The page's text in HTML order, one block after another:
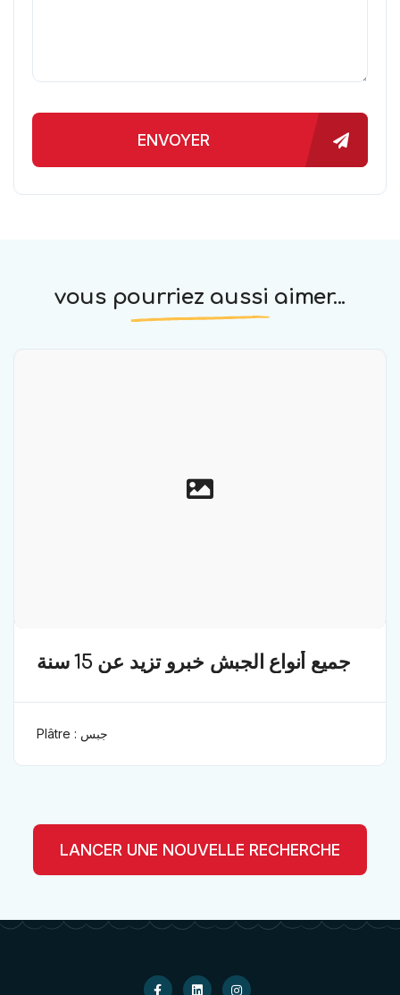
ENVOYER
vous pourriez aussi aimer...
جميع أنواع الجبش خبرو تزيد عن 15 سنة
Plâtre : جبس
LANCER UNE NOUVELLE RECHERCHE